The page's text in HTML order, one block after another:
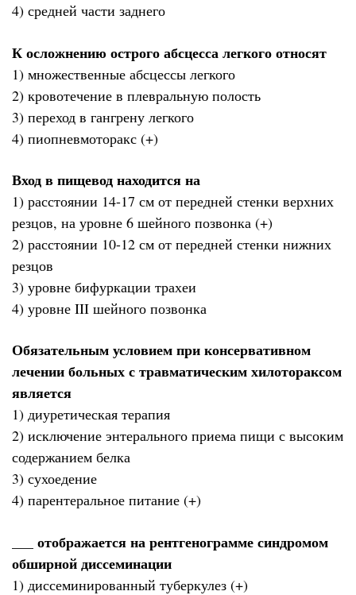
4) средней части заднего
К осложнению острого абсцесса легкого относят
1) множественные абсцессы легкого
2) кровотечение в плевральную полость
3) переход в гангрену легкого
4) пиопневмоторакс (+)
Вход в пищевод находится на
1) расстоянии 14-17 см от передней стенки верхних
резцов, на уровне 6 шейного позвонка (+)
2) расстоянии 10-12 см от передней стенки нижних
резцов
3) уровне бифуркации трахеи
4) уровне III шейного позвонка
Обязательным условием при консервативном
лечении больных с травматическим хилотораксом
является
1) диуретическая терапия
2) исключение энтерального приема пищи с высоким
содержанием белка
3) сухоедение
4) парентеральное питание (+)
___ отображается на рентгенограмме синдромом
обширной диссеминации
1) диссеминированный туберкулез (+)